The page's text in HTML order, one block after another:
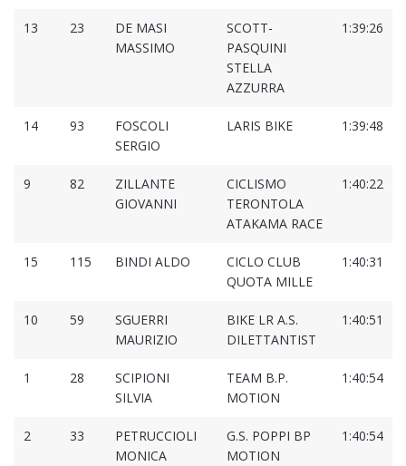
13 23
DE MASI
MASSIMO
SCOTT-
PASQUINI
STELLA
AZZURRA
1:39:26
14 93
FOSCOLI
SERGIO
LARIS BIKE 1:39:48
9 82
ZILLANTE
GIOVANNI
CICLISMO
TERONTOLA
ATAKAMA RACE
1:40:22
15 115 BINDI ALDO
CICLO CLUB
QUOTA MILLE
1:40:31
10 59
SGUERRI
MAURIZIO
BIKE LR A.S.
DILETTANTIST
1:40:51
1 28
SCIPIONI
SILVIA
TEAM B.P.
MOTION
1:40:54
2 33
PETRUCCIOLI
MONICA
G.S. POPPI BP
MOTION
1:40:54